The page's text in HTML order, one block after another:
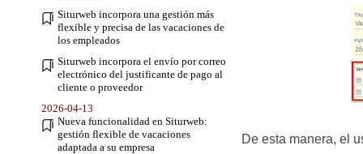
Siturweb incorpora una gestión más
flexible y precisa de las vacaciones de
los empleados
Siturweb incorpora el envío por correo
electrónico del justificante de pago al
cliente o proveedor
2026-04-13
Nueva funcionalidad en Siturweb:
gestión flexible de vacaciones
adaptada a su empresa
De esta manera, el